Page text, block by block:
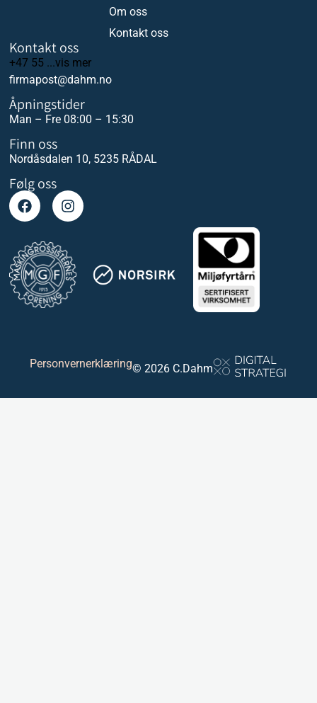
Om oss
Kontakt oss
Kontakt oss
+47 55 ...vis mer
firmapost@dahm.no
Åpningstider
Man – Fre 08:00 – 15:30
Finn oss
Nordåsdalen 10, 5235 RÅDAL
Følg oss
Personvernerklæring© 2026 C.Dahm